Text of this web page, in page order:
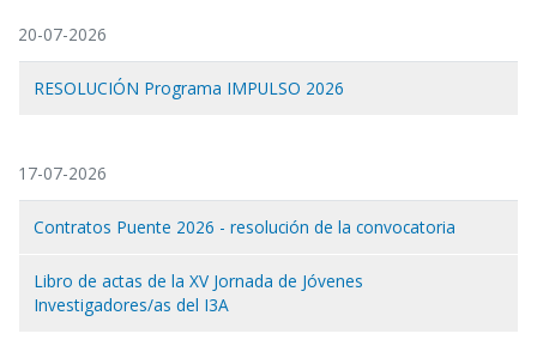
20-07-2026
RESOLUCIÓN Programa IMPULSO 2026
17-07-2026
Contratos Puente 2026 - resolución de la convocatoria
Libro de actas de la XV Jornada de Jóvenes
Investigadores/as del I3A